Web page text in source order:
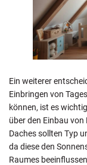
Ein weiterer
Einbringen von
können, ist es
über den Einbau
Daches sollten Typ
da diese den
Raumes